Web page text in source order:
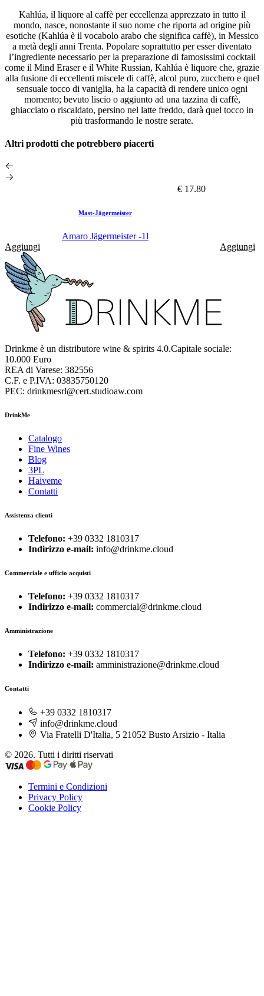
Kahlúa, il liquore al caffè per eccellenza apprezzato in tutto il
mondo, nasce, nonostante il suo nome che riporta ad origine più
esotiche (Kahlúa è il vocabolo arabo che significa caffè), in Messico
a metà degli anni Trenta. Popolare soprattutto per esser diventato
l’ingrediente necessario per la preparazione di famosissimi cocktail
come il Mind Eraser e il White Russian, Kahlúa è liquore che, grazie
alla fusione di eccellenti miscele di caffè, alcol puro, zucchero e quel
sensuale tocco di vaniglia, ha la capacità di rendere unico ogni
momento; bevuto liscio o aggiunto ad una tazzina di caffè,
ghiacciato o riscaldato, persino nel latte freddo, darà quel tocco in
più trasformando le nostre serate.
Altri prodotti che potrebbero piacerti
€ 17.80
Mast-Jägermeister
Amaro Jägermeister -1l
Aggiungi
Aggiungi
Drinkme è un distributore wine & spirits 4.0.Capitale sociale:
10.000 Euro
REA di Varese: 382556
C.F. e P.IVA: 03835750120
PEC: drinkmesrl@cert.studioaw.com
DrinkMe
Catalogo
Fine Wines
Blog
3PL
Haiveme
Contatti
Assistenza clienti
Telefono: +39 0332 1810317
Indirizzo e-mail: info@drinkme.cloud
Commerciale e ufficio acquisti
Telefono: +39 0332 1810317
Indirizzo e-mail: commercial@drinkme.cloud
Amministrazione
Telefono: +39 0332 1810317
Indirizzo e-mail: amministrazione@drinkme.cloud
Contatti
+39 0332 1810317
info@drinkme.cloud
Via Fratelli D'Italia, 5 21052 Busto Arsizio - Italia
© 2026. Tutti i diritti riservati
Termini e Condizioni
Privacy Policy
Cookie Policy